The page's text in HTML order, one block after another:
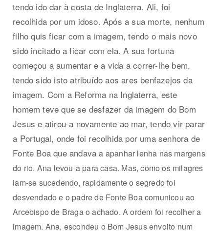
tendo ido dar à costa de Inglaterra. Ali, foi
recolhida por um idoso. Após a sua morte, nenhum
filho quis ficar com a imagem, tendo o mais novo
sido incitado a ficar com ela. A sua fortuna
começou a aumentar e a vida a correr-lhe bem,
tendo sido isto atribuído aos ares benfazejos da
imagem. Com a Reforma na Inglaterra, este
homem teve que se desfazer da imagem do Bom
Jesus e atirou-a novamente ao mar, tendo vir parar
a Portugal, onde foi recolhida por uma senhora de
Fonte Boa que andavaa apanhar lenha nas margens
do rio. Ana levou-a para casa. Mas, como os milagres
iam-se sucedendo, rapidamente o segredo foi
desvendado e o padre de Fonte Boa comunicou ao
Arcebispo de Braga o achado. A ordem foi recolher a
imagem. Ana, escondeu o Bom Jesus envolto num